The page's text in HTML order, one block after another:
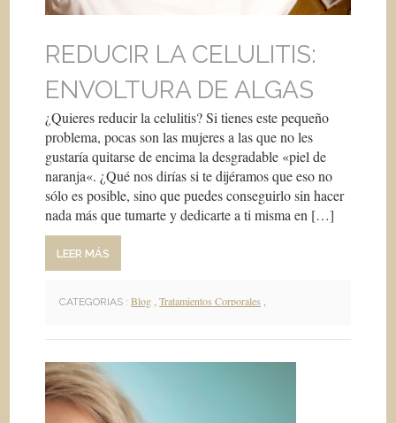
REDUCIR LA CELULITIS:
ENVOLTURA DE ALGAS
¿Quieres reducir la celulitis? Si tienes este pequeño
problema, pocas son las mujeres a las que no les
gustaría quitarse de encima la desgradable «piel de
naranja«. ¿Qué nos dirías si te dijéramos que eso no
sólo es posible, sino que puedes conseguirlo sin hacer
nada más que tumarte y dedicarte a ti misma en […]
LEER MÁS
CATEGORIAS : Blog ,Tratamientos Corporales